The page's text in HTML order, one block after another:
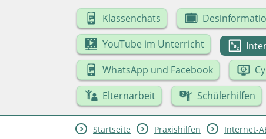
Klassenchats
YouTube im Unterricht
WhatsApp und Facebook
Elternarbeit
Schülerhilfen
Startseite Praxishilfen Internet-